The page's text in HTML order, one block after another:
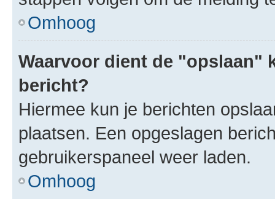
Omhoog
Waarvoor dient de "opslaan"
bericht?
Hiermee kun je berichten
plaatsen. Een opgeslagen
gebruikerspaneel weer laden.
Omhoog